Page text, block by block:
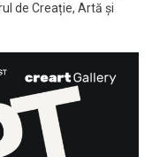
de Creație, Artă și